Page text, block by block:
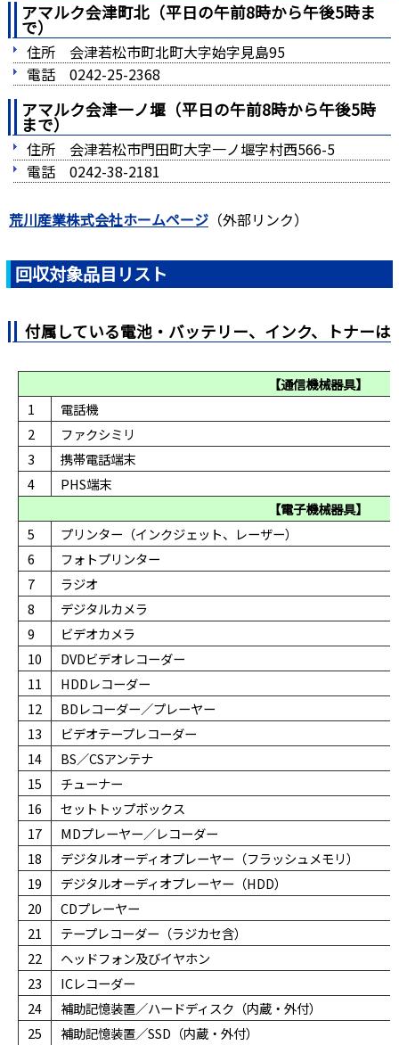
アマルク会津町北（平日の午前8時から午後5時ま
で）
住所 会津若松市町北町大字始字見島95
電話 0242-25-2368
アマルク会津一ノ堰（平日の午前8時から午後5時
まで）
住所 会津若松市門田町大字一ノ堰字村西566-5
電話 0242-38-2181
荒川産業株式会社ホームページ （外部リンク）
回収対象品目リスト
付属している電池・バッテリー、インク、トナーは
【通信機械器具】
1
電話機
2
ファクシミリ
3
携帯電話端末
4
PHS端末
【電子機械器具】
5
プリンター（インクジェット、レーザー）
6
フォトプリンター
7
ラジオ
8
デジタルカメラ
9
ビデオカメラ
10
DVDビデオレコーダー
11
HDDレコーダー
12
BDレコーダー／プレーヤー
13
ビデオテープレコーダー
14
BS／CSアンテナ
15
チューナー
16
セットトップボックス
17
MDプレーヤー／レコーダー
18
デジタルオーディオプレーヤー（フラッシュメモリ）
19
デジタルオーディオプレーヤー（HDD）
20
CDプレーヤー
21
テープレコーダー（ラジカセ含）
22
ヘッドフォン及びイヤホン
23
ICレコーダー
24
補助記憶装置／ハードディスク（内蔵・外付）
25
補助記憶装置／SSD（内蔵・外付）